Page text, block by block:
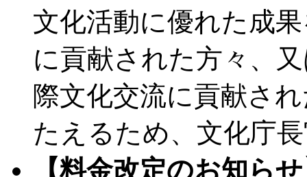
文化活動に優れた成
に貢献された方々、
際文化交流に貢献さ
たえるため、文化庁
【料金改定のお知ら